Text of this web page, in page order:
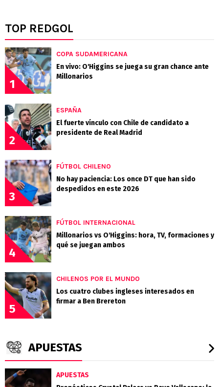
TOP REDGOL
1
COPA SUDAMERICANA
En vivo: O'Higgins se juega su gran chance ante
Millonarios
2
ESPAÑA
El fuerte vínculo con Chile de candidato a
presidente de Real Madrid
3
FÚTBOL CHILENO
No hay paciencia: Los once DT que han sido
despedidos en este 2026
4
FÚTBOL INTERNACIONAL
Millonarios vs O'Higgins: hora, TV, formaciones y
qué se juegan ambos
5
CHILENOS POR EL MUNDO
Los cuatro clubes ingleses interesados en
firmar a Ben Brereton
APUESTAS
APUESTAS